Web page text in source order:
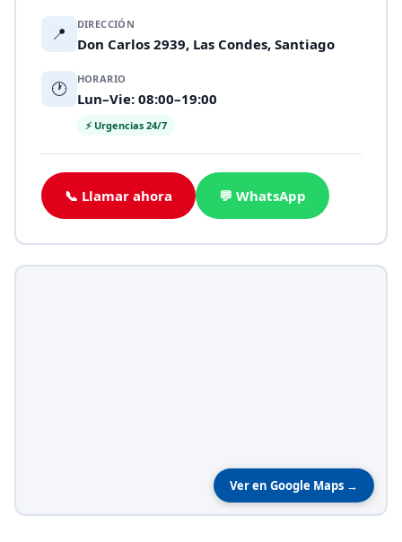
📍 DIRECCIÓN
Don Carlos 2939, Las Condes, Santiago
🕐 HORARIO
Lun–Vie: 08:00–19:00
⚡ Urgencias 24/7
📞 Llamar ahora 💬 WhatsApp
Ver en Google Maps →